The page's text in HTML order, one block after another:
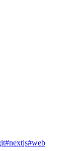
#nextjs#web